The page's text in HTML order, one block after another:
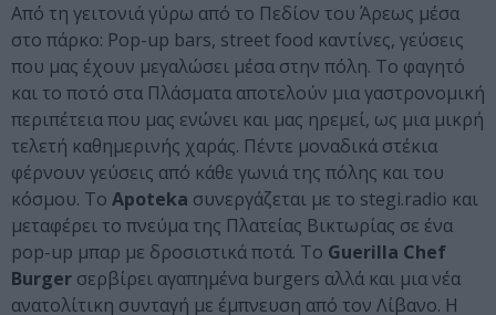
Από τη γειτονιά γύρω από το Πεδίον του Άρεως μέσα
στο πάρκο: Pop-up bars, street food καντίνες, γεύσεις
που μας έχουν μεγαλώσει μέσα στην πόλη. Το φαγητό
και το ποτό στα Πλάσματα αποτελούν μια γαστρονομική
περιπέτεια που μας ενώνει και μας ηρεμεί, ως μια μικρή
τελετή καθημερινής χαράς. Πέντε μοναδικά στέκια
φέρνουν γεύσεις από κάθε γωνιά της πόλης και του
κόσμου. Το Apoteka συνεργάζεται με το stegi.radio και
μεταφέρει το πνεύμα της Πλατείας Βικτωρίας σε ένα
pop-up μπαρ με δροσιστικά ποτά. Το Guerilla Chef
Burger σερβίρει αγαπημένα burgers αλλά και μια νέα
ανατολίτικη συνταγή με έμπνευση από τον Λίβανο. Η